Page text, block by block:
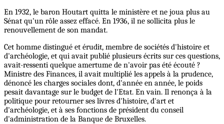
En 1932, le baron Houtart quitta le ministère et ne joua plus au
Sénat qu'un rôle assez effacé. En 1936, il ne sollicita plus le
renouvellement de son mandat.
Cet homme distingué et érudit, membre de sociétés d'histoire et
d'archéologie, et qui avait publié plusieurs écrits sur ces questions,
avait-ressenti quelque amertume de n'avoir pas été écouté ?
Ministre des Finances, il avait multiplié les appels à la prudence,
dénoncé les charges sociales dont, d'année en année, le poids
pesait davantage sur le budget de l'Etat. En vain. Il renonça à la
politique pour retourner ses livres d'histoire, d'art et
d'archéologie, et à ses fonctions de président du conseil
d'administration de la Banque de Bruxelles.